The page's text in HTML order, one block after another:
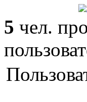
5 чел.